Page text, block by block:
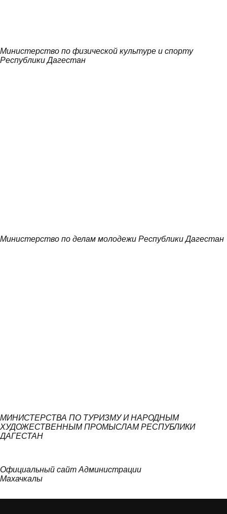
Министерство по физической культуре и спорту
Республики Дагестан
Министерство по делам молодежи Республики Дагестан
МИНИСТЕРСТВА ПО ТУРИЗМУ И НАРОДНЫМ
ХУДОЖЕСТВЕННЫМ ПРОМЫСЛАМ РЕСПУБЛИКИ
ДАГЕСТАН
Официальный сайт Администрации
Махачкалы